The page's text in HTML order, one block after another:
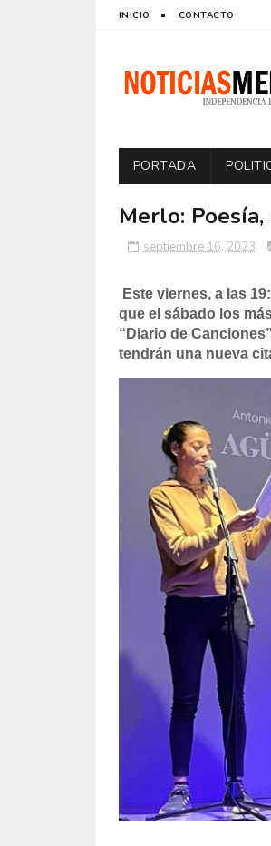
INICIO CONTACTO
PORTADA
Merlo:
septiembre 16, 2023
Este viernes, a las
que el sábado los
“Diario de
tendrán una nueva